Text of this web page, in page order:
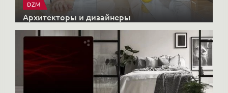
DZM
Архитекторы и дизайнеры